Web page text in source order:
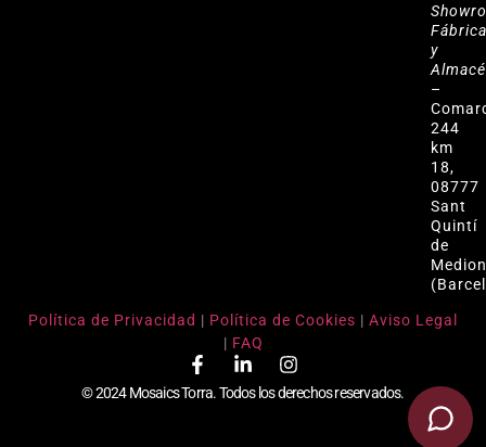
y
–
244
km
18,
08777
Sant
Quintí
de
Política de Privacidad | Política de Cookies | Aviso Legal
| FAQ
© 2024 Mosaics Torra. Todos los derechos reservados.